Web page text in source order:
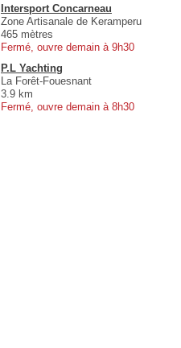
Intersport Concarneau
Zone Artisanale de Keramperu
465 mètres
Fermé, ouvre demain à 9h30
P.L Yachting
La Forêt-Fouesnant
3.9 km
Fermé, ouvre demain à 8h30